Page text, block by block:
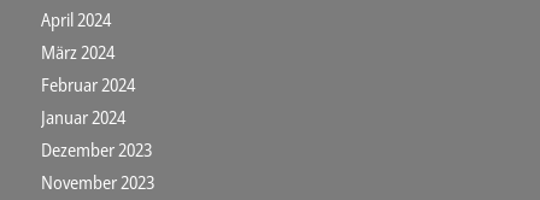
April 2024
März 2024
Februar 2024
Januar 2024
Dezember 2023
November 2023